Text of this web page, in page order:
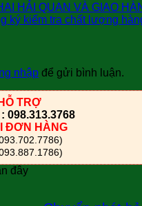
HẢI QUAN VÀ GIAO
ký kiểm tra chất lượng
nhập để gửi bình luận.
TRỢ
098.313.3768
ĐƠN HÀNG
đây